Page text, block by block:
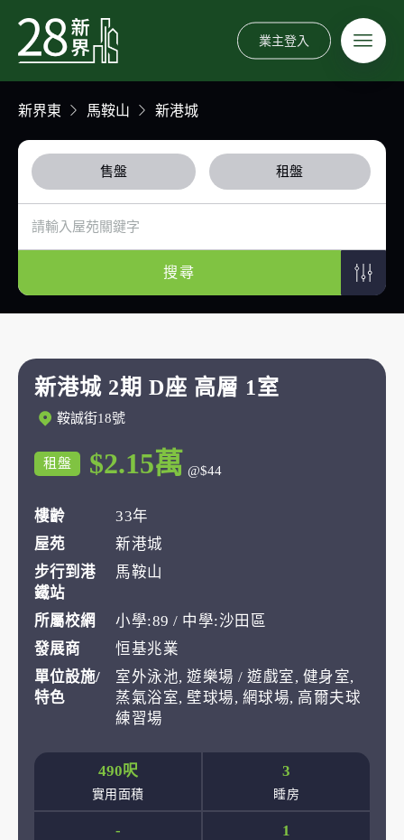
業主登入
新界東 馬鞍山 新港城
售盤 租盤
搜尋
新港城 2期 D座 高層 1室
鞍誠街18號
租盤 $2.15萬 @$44
樓齡
33年
屋苑
新港城
步行到港
鐵站
馬鞍山
所屬校網
小學:89 / 中學:沙田區
發展商
恒基兆業
單位設施/
特色
室外泳池, 遊樂場 / 遊戲室, 健身室,
蒸氣浴室, 壁球場, 網球場, 高爾夫球
練習場
490呎
實用面積
3
睡房
- 1